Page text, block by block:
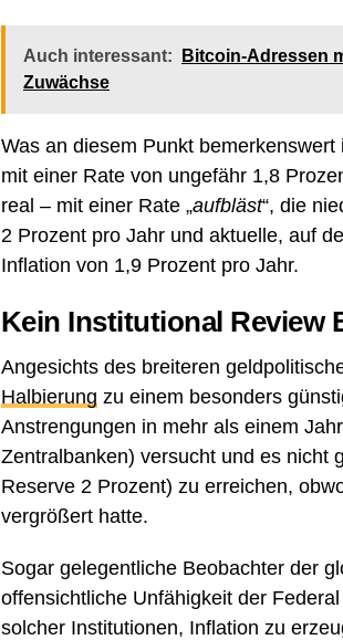
Auch interessant:
Bitcoin-Adressen
Zuwächse
Was an diesem Punkt
mit einer Rate von ungefähr 1,8
real – mit einer Rate „aufbläst“, die
2 Prozent pro Jahr und aktuelle, auf
Inflation von 1,9 Prozent pro Jahr.
Kein Institutional Review
Angesichts des breiteren
Halbierung zu einem besonders
Anstrengungen in mehr als einem
Zentralbanken) versucht und es nicht
Reserve 2 Prozent) zu erreichen,
vergrößert hatte.
Sogar gelegentliche Beobachter der
offensichtliche Unfähigkeit der
solcher Institutionen, Inflation zu